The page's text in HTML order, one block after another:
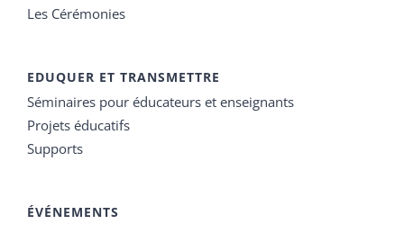
Les Cérémonies
EDUQUER ET TRANSMETTRE
Séminaires pour éducateurs et enseignants
Projets éducatifs
Supports
ÉVÉNEMENTS